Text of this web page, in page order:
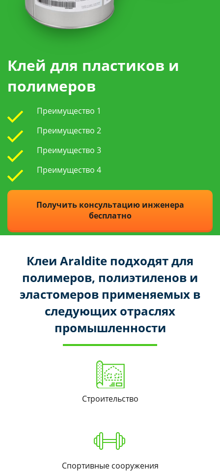
Клей для пластиков и
полимеров
Преимущество 1
Преимущество 2
Преимущество 3
Преимущество 4
Получить консультацию инженера
бесплатно
Клеи Araldite подходят для
полимеров, полиэтиленов и
эластомеров применяемых в
следующих отраслях
промышленности
Строительство
Спортивные сооружения